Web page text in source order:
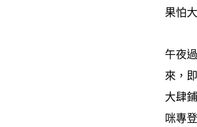
果怕
午夜
來 ，
大肆
咪專